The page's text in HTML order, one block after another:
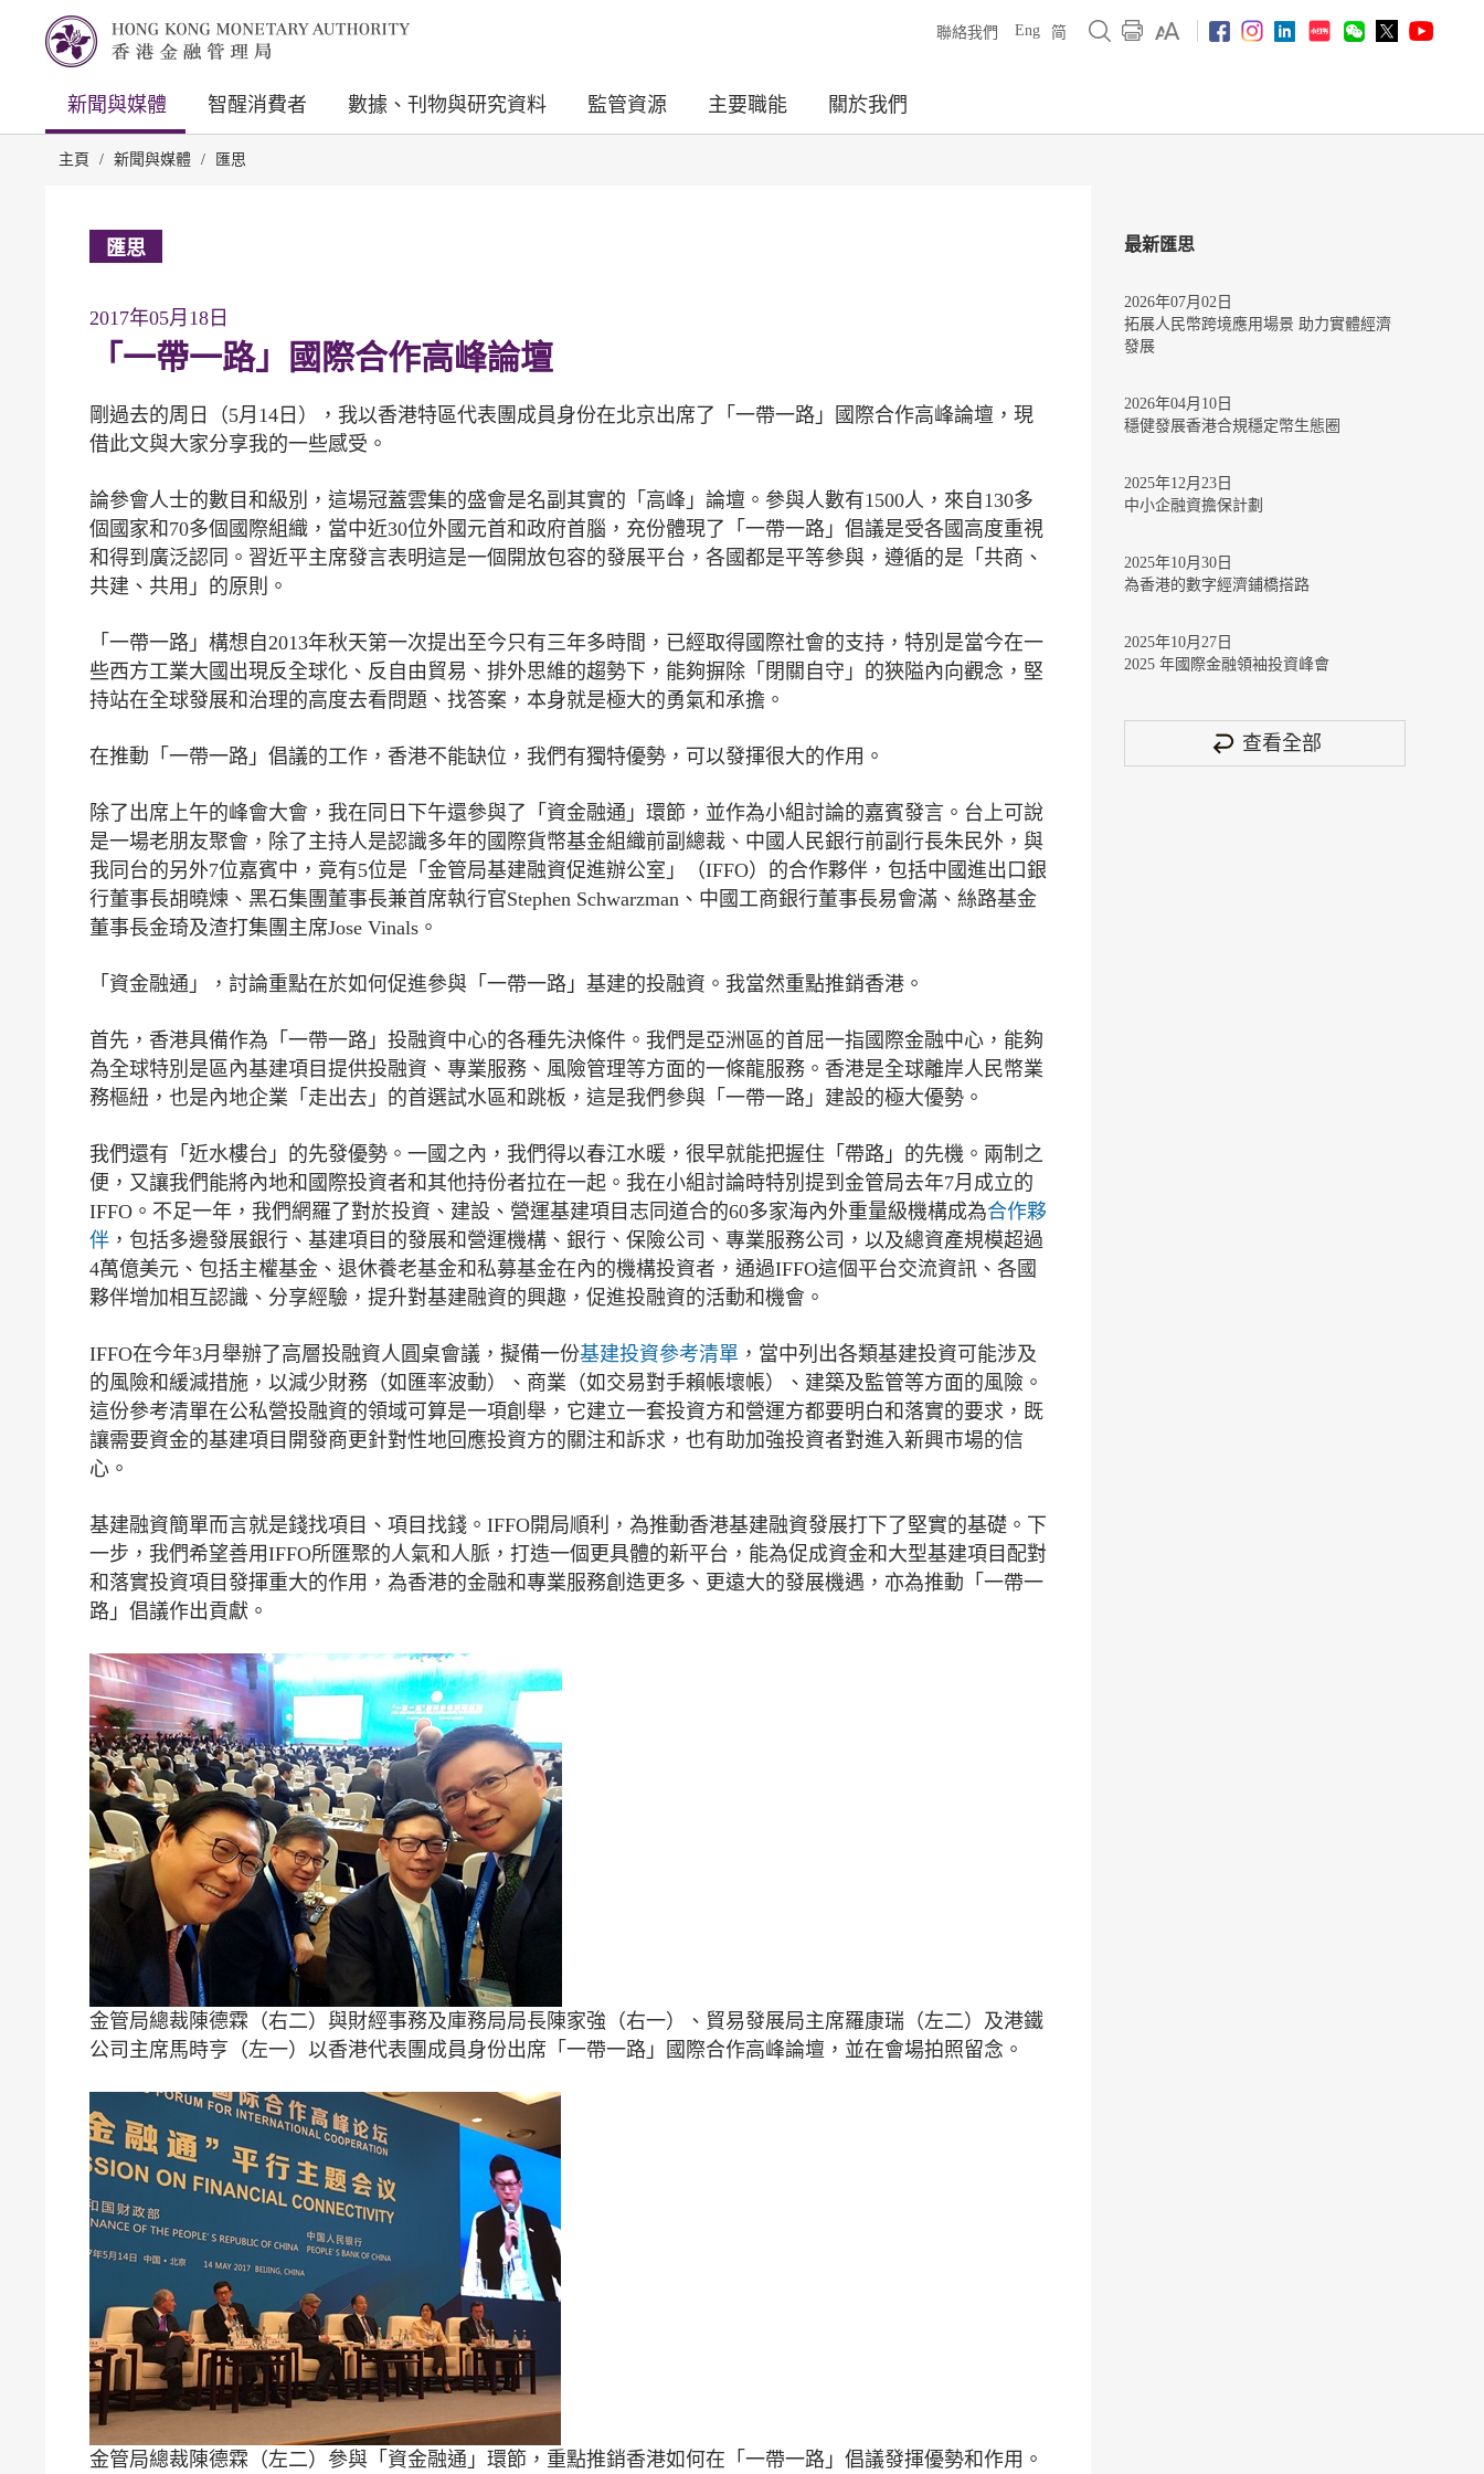
聯絡我們 Eng 简
新聞與媒體 智醒消費者 數據、刊物與研究資料 監管資源 主要職能 關於我們
主頁 / 新聞與媒體 / 匯思
匯思
2017年05月18日
「一帶一路」國際合作高峰論壇
剛過去的周日（5月14日），我以香港特區代表團成員身份在北京出席了「一帶一路」國際合作高峰論壇，現
借此文與大家分享我的一些感受。
論參會人士的數目和級別，這場冠蓋雲集的盛會是名副其實的「高峰」論壇。參與人數有1500人，來自130多
個國家和70多個國際組織，當中近30位外國元首和政府首腦，充份體現了「一帶一路」倡議是受各國高度重視
和得到廣泛認同。習近平主席發言表明這是一個開放包容的發展平台，各國都是平等參與，遵循的是「共商、
共建、共用」的原則。
「一帶一路」構想自2013年秋天第一次提出至今只有三年多時間，已經取得國際社會的支持，特別是當今在一
些西方工業大國出現反全球化、反自由貿易、排外思維的趨勢下，能夠摒除「閉關自守」的狹隘內向觀念，堅
持站在全球發展和治理的高度去看問題、找答案，本身就是極大的勇氣和承擔。
在推動「一帶一路」倡議的工作，香港不能缺位，我們有獨特優勢，可以發揮很大的作用。
除了出席上午的峰會大會，我在同日下午還參與了「資金融通」環節，並作為小組討論的嘉賓發言。台上可說
是一場老朋友聚會，除了主持人是認識多年的國際貨幣基金組織前副總裁、中國人民銀行前副行長朱民外，與
我同台的另外7位嘉賓中，竟有5位是「金管局基建融資促進辦公室」（IFFO）的合作夥伴，包括中國進出口銀
行董事長胡曉煉、黑石集團董事長兼首席執行官Stephen Schwarzman、中國工商銀行董事長易會滿、絲路基金
董事長金琦及渣打集團主席Jose Vinals。
「資金融通」，討論重點在於如何促進參與「一帶一路」基建的投融資。我當然重點推銷香港。
首先，香港具備作為「一帶一路」投融資中心的各種先決條件。我們是亞洲區的首屈一指國際金融中心，能夠
為全球特別是區內基建項目提供投融資、專業服務、風險管理等方面的一條龍服務。香港是全球離岸人民幣業
務樞紐，也是內地企業「走出去」的首選試水區和跳板，這是我們參與「一帶一路」建設的極大優勢。
我們還有「近水樓台」的先發優勢。一國之內，我們得以春江水暖，很早就能把握住「帶路」的先機。兩制之
便，又讓我們能將內地和國際投資者和其他持份者拉在一起。我在小組討論時特別提到金管局去年7月成立的
IFFO。不足一年，我們網羅了對於投資、建設、營運基建項目志同道合的60多家海內外重量級機構成為合作夥
伴 ，包括多邊發展銀行、基建項目的發展和營運機構、銀行、保險公司、專業服務公司，以及總資產規模超過
4萬億美元、包括主權基金、退休養老基金和私募基金在內的機構投資者，通過IFFO這個平台交流資訊、各國
夥伴增加相互認識、分享經驗，提升對基建融資的興趣，促進投融資的活動和機會。
IFFO在今年3月舉辦了高層投融資人圓桌會議，擬備一份基建投資參考清單 ，當中列出各類基建投資可能涉及
的風險和緩減措施，以減少財務（如匯率波動）、商業（如交易對手賴帳壞帳）、建築及監管等方面的風險。
這份參考清單在公私營投融資的領域可算是一項創舉，它建立一套投資方和營運方都要明白和落實的要求，既
讓需要資金的基建項目開發商更針對性地回應投資方的關注和訴求，也有助加強投資者對進入新興市場的信
心。
基建融資簡單而言就是錢找項目、項目找錢。IFFO開局順利，為推動香港基建融資發展打下了堅實的基礎。下
一步，我們希望善用IFFO所匯聚的人氣和人脈，打造一個更具體的新平台，能為促成資金和大型基建項目配對
和落實投資項目發揮重大的作用，為香港的金融和專業服務創造更多、更遠大的發展機遇，亦為推動「一帶一
路」倡議作出貢獻。
金管局總裁陳德霖（右二）與財經事務及庫務局局長陳家強（右一）、貿易發展局主席羅康瑞（左二）及港鐵
公司主席馬時亨（左一）以香港代表團成員身份出席「一帶一路」國際合作高峰論壇，並在會場拍照留念。
金管局總裁陳德霖（左二）參與「資金融通」環節，重點推銷香港如何在「一帶一路」倡議發揮優勢和作用。
最新匯思
2026年07月02日
拓展人民幣跨境應用場景 助力實體經濟
發展
2026年04月10日
穩健發展香港合規穩定幣生態圈
2025年12月23日
中小企融資擔保計劃
2025年10月30日
為香港的數字經濟鋪橋搭路
2025年10月27日
2025 年國際金融領袖投資峰會
查看全部